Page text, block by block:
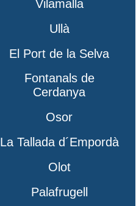
Vilamalla
Ullà
El Port de la Selva
Fontanals de
Cerdanya
Osor
La Tallada d´Empordà
Olot
Palafrugell